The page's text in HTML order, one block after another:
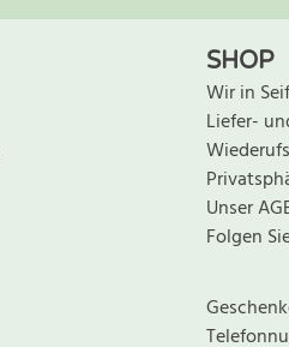
SHOP
Wir in
Liefer-
Unser
Folgen